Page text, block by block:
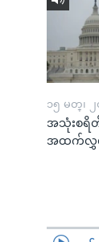
၁၅ မတ္၊ ၂
အသုံးစရိ
အထက်လွှ